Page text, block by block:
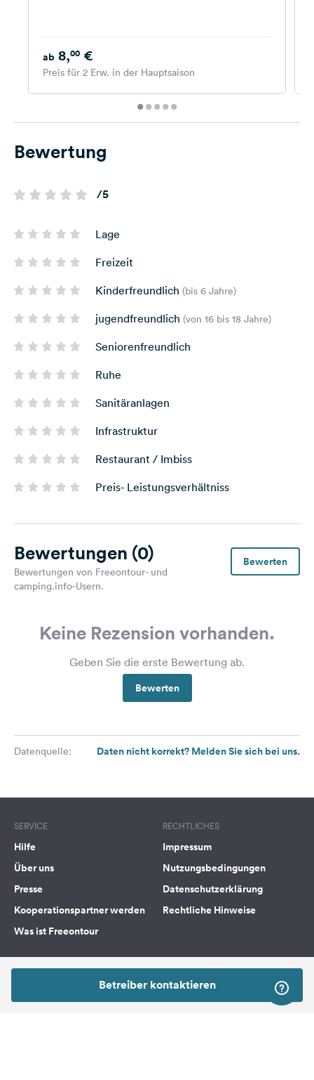
Betreiber kontaktieren
ab 8,00 €
Preis für 2 Erw. in der Hauptsaison
Bewertung
/5
Lage
Freizeit
Kinderfreundlich (bis 6 Jahre)
jugendfreundlich (von 16 bis 18 Jahre)
Seniorenfreundlich
Ruhe
Sanitäranlagen
Infrastruktur
Restaurant / Imbiss
Preis- Leistungsverhältniss
Bewertungen (0)
Bewertungen von Freeontour- und
camping.info-Usern.
Bewerten
Keine Rezension vorhanden.
Geben Sie die erste Bewertung ab.
Bewerten
Datenquelle: Daten nicht korrekt? Melden Sie sich bei uns.
SERVICE
Hilfe
Über uns
Presse
Kooperationspartner werden
Was ist Freeontour
RECHTLICHES
Impressum
Nutzungsbedingungen
Datenschutzerklärung
Rechtliche Hinweise
FREEONTOUR APPS